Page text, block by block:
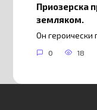
Приозерска
земляком.
Он героически
0 18